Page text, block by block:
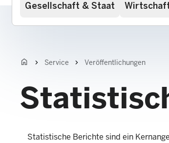
Gesellschaft & Staat
home chevron_right Service chevron_right Veröffentlichungen
Statistische Berichte sind ein